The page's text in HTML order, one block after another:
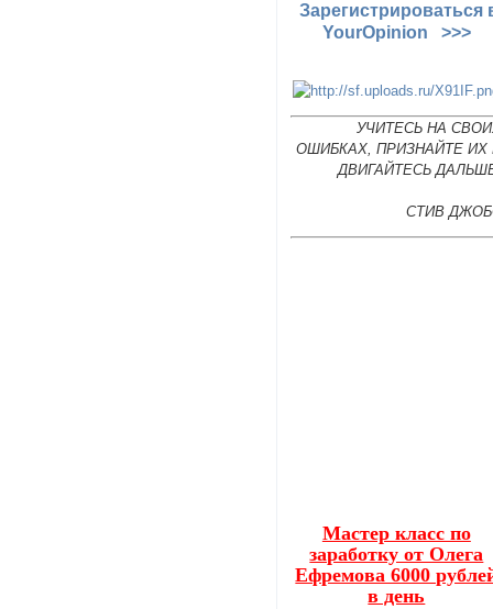
Зарегистрироваться
YourOpinion >>>
УЧИТЕСЬ НА
ОШИБКАХ, ПРИЗНАЙТЕ ИХ
ДВИГАЙТЕСЬ
СТИВ
Мастер класс по
заработку от Олега
Ефремова 6000
в день